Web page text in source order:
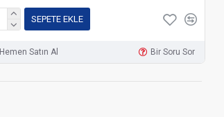
SEPETE EKLE
Hemen Satın Al Bir Soru Sor